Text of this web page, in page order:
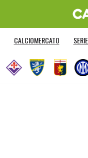
CALCIOMERCATO